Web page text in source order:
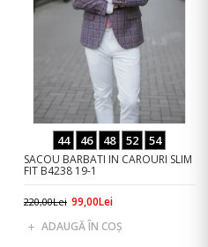
44 46 48 52 54
SACOU BARBATI IN CAROURI SLIM
FIT B4238 19-1
220,00Lei 99,00Lei
ADAUGĂ ÎN COŞ